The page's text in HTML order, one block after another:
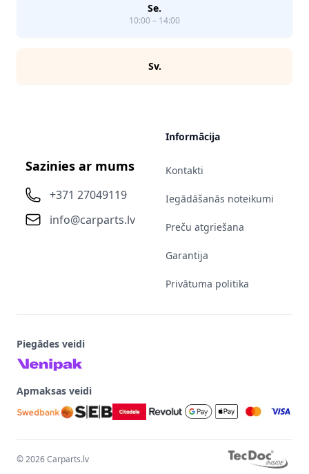
Se.
10:00 – 14:00
Sv.
Sazinies ar mums
+371 27049119
info@carparts.lv
Informācija
Kontakti
Iegādāšanās noteikumi
Preču atgriešana
Garantija
Privātuma politika
Piegādes veidi
Apmaksas veidi
©2026Carparts.lv